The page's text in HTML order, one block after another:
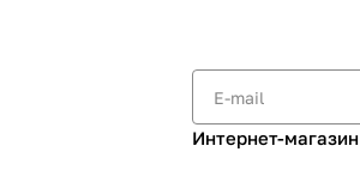
Интернет-магазин